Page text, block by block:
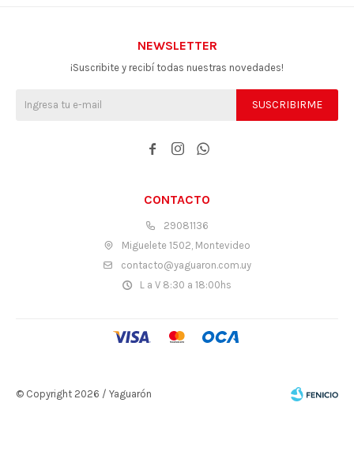
CONTACTO
29081136
Miguelete 1502, Montevideo
contacto@yaguaron.com.uy
L a V 8:30 a 18:00hs
NEWSLETTER
¡Suscribite y recibí todas nuestras novedades!
SUSCRIBIRME
  
© Copyright 2026 / Yaguarón